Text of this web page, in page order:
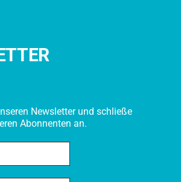
Newsletter und schließe
Abonnenten an.